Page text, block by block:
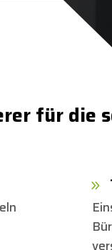
für die
9